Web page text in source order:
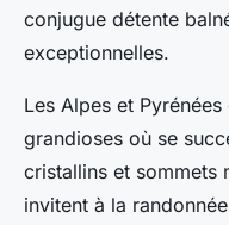
conjugue détente
exceptionnelles.
Les Alpes et
grandioses où se
cristallins et sommets
invitent à la